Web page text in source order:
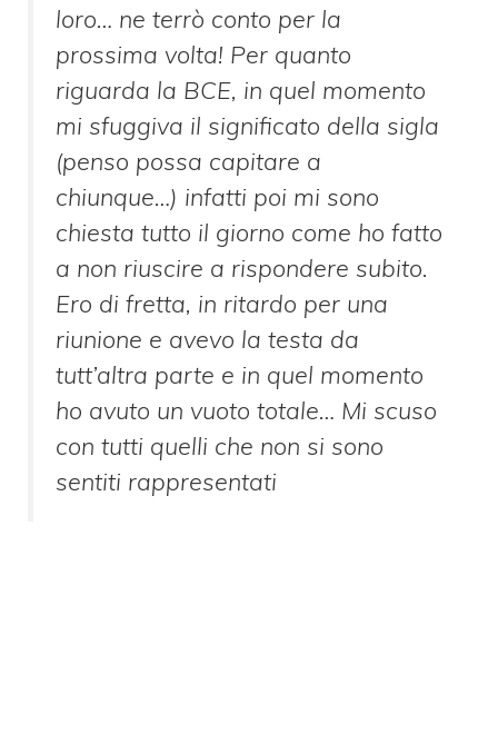
loro… ne terrò conto per la
prossima volta! Per quanto
riguarda la BCE, in quel momento
mi sfuggiva il significato della sigla
(penso possa capitare a
chiunque…) infatti poi mi sono
chiesta tutto il giorno come ho fatto
a non riuscire a rispondere subito.
Ero di fretta, in ritardo per una
riunione e avevo la testa da
tutt’altra parte e in quel momento
ho avuto un vuoto totale… Mi scuso
con tutti quelli che non si sono
sentiti rappresentati